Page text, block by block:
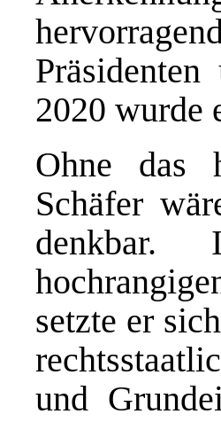
2020 wurde
Ohne das
Schäfer
denkbar.
setzte er
und